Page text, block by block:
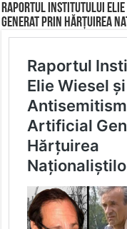
Raportul Institutului
Generat prin Hărțuirea